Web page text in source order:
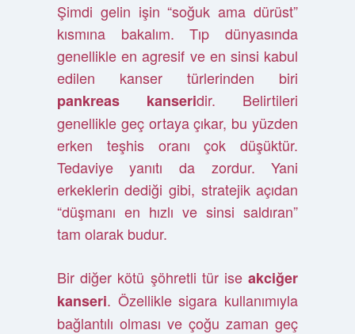
Şimdi gelin işin “soğuk ama dürüst”
kısmına bakalım. Tıp dünyasında
genellikle en agresif ve en sinsi kabul
edilen kanser türlerinden biri
pankreas kanseridir. Belirtileri
genellikle geç ortaya çıkar, bu yüzden
erken teşhis oranı çok düşüktür.
Tedaviye yanıtı da zordur. Yani
erkeklerin dediği gibi, stratejik açıdan
“düşmanı en hızlı ve sinsi saldıran”
tam olarak budur.
Bir diğer kötü şöhretli tür iseakciğer
kanseri. Özellikle sigara kullanımıyla
bağlantılı olması ve çoğu zaman geç